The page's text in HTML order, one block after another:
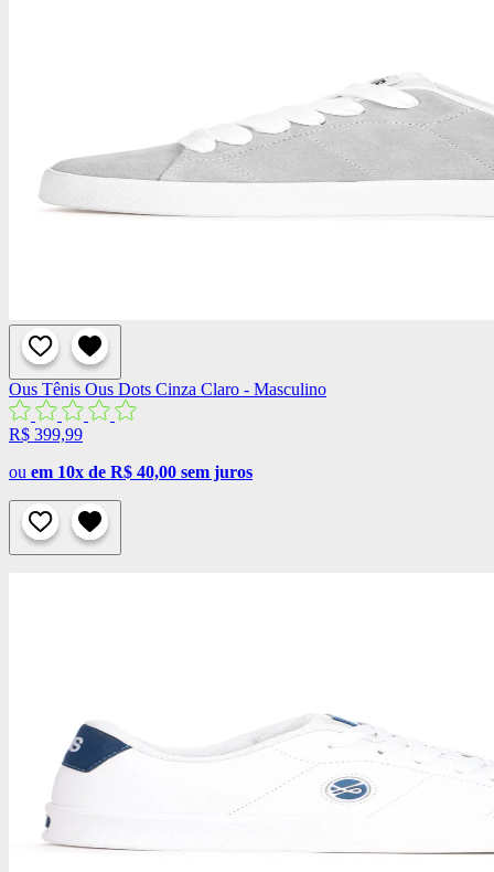
Ous Tênis Ous Dots Cinza Claro - Masculino
R$ 399,99
ou em 10x de R$ 40,00 sem juros